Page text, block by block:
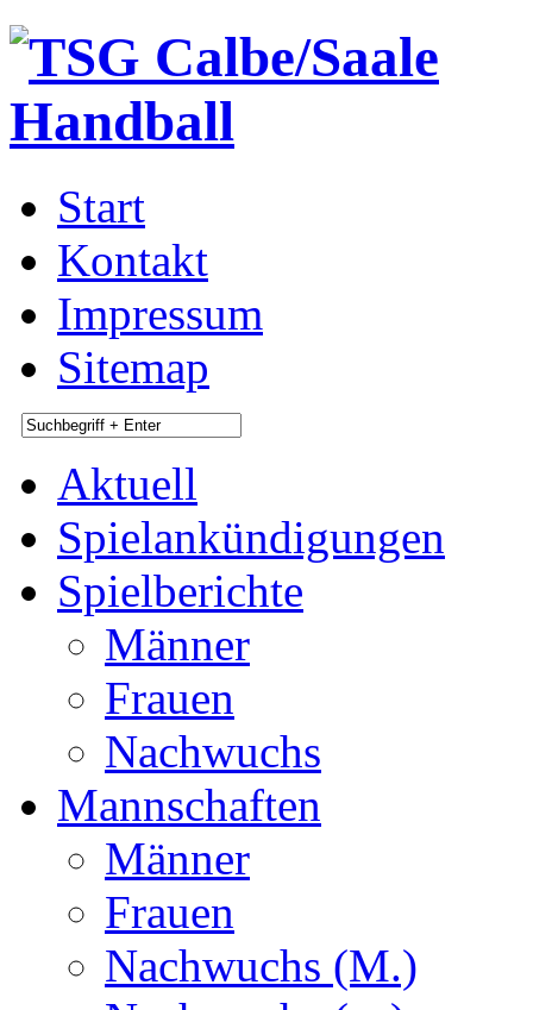
Start
Kontakt
Impressum
Sitemap
Aktuell
Spielankündigungen
Spielberichte
Männer
Frauen
Nachwuchs
Mannschaften
Männer
Frauen
Nachwuchs (M.)